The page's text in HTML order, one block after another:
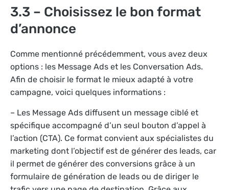
3.3 – Choisissez le bon format
d’annonce
Comme mentionné précédemment, vous avez deux
options : les Message Ads et les Conversation Ads.
Afin de choisir le format le mieux adapté à votre
campagne, voici quelques informations :
– Les Message Ads diffusent un message ciblé et
spécifique accompagné d’un seul bouton d’appel à
l’action (CTA). Ce format convient aux spécialistes du
marketing dont l’objectif est de générer des leads, car
il permet de générer des conversions grâce à un
formulaire de génération de leads ou de diriger le